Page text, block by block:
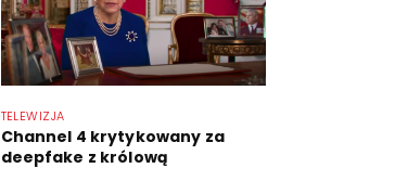
TELEWIZJA
Channel 4 krytykowany za
deepfake z królową